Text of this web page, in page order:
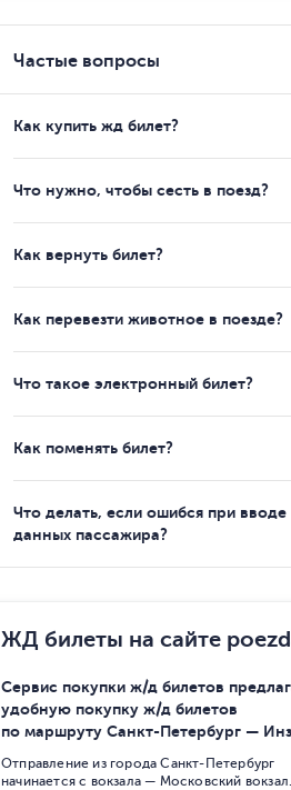
Частые вопросы
Как купить жд билет?
Что нужно, чтобы сесть в поезд?
Как вернуть билет?
Как перевезти животное в поезде?
Что такое электронный билет?
Как поменять билет?
Что делать, если ошибся при вводе
данных пассажира?
ЖД билеты на сайте
Сервис покупки ж/д билетов
удобную покупку ж/д билетов
по маршруту Санкт-Петербург —
Отправление из города Санкт-Петербург
начинается с вокзала — Московский вокзал.